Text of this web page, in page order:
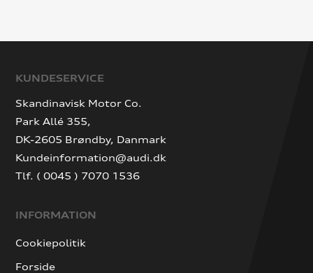
KUNDESERVICE
Skandinavisk Motor Co.
Park Allé 355,
DK-2605 Brøndby, Danmark
Kundeinformation@audi.dk
Tlf. ( 0045 ) 7070 1536
INFORMATION
Cookiepolitik
Forside